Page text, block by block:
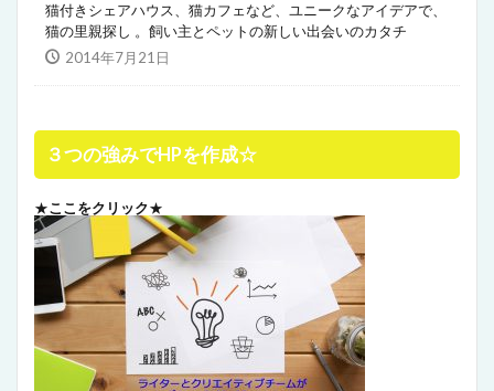
猫付きシェアハウス、猫カフェなど、ユニークなアイデアで、
猫の里親探し 。飼い主とペットの新しい出会いのカタチ
2014年7月21日
３つの強みでHPを作成☆
★ここをクリック★